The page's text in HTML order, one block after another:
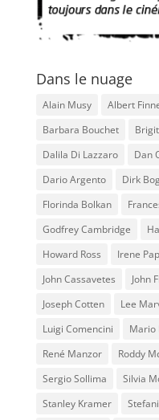
Dans le nuage
Alain Musy Albert
Barbara Bouchet
Dalila Di Lazzaro
Dan
Dario Argento
Dirk
Florinda Bolkan
Godfrey Cambridge
Howard Ross
Irene
John Cassavetes
John
Joseph Cotten
Lee
Luigi Comencini
Mario
René Manzor
Roddy
Sergio Sollima
Silvia
Stanley Kramer